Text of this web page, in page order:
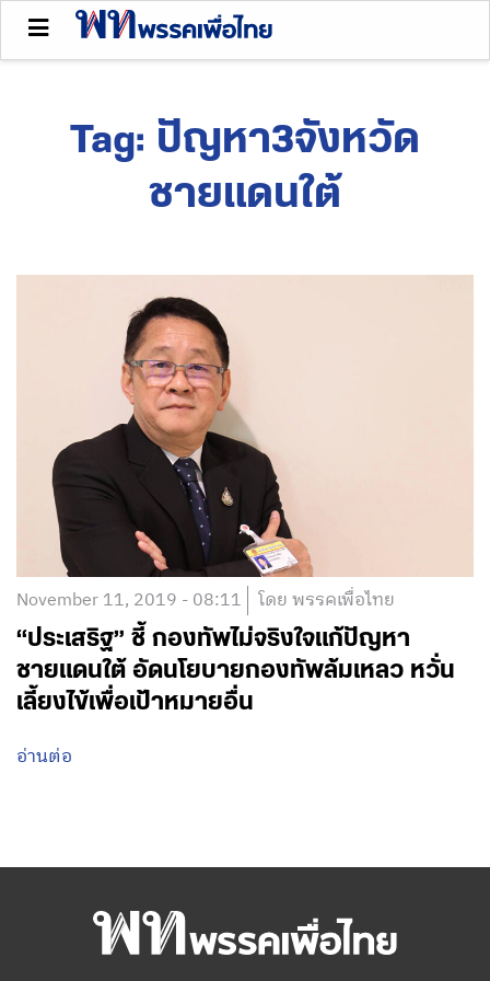
Tag: ปัญหา3จังหวัด
ชายแดนใต้
November 11, 2019 - 08:11 โดย พรรคเพื่อไทย
“ประเสริฐ” ชี้ กองทัพไม่จริงใจแก้ปัญหา
ชายแดนใต้ อัดนโยบายกองทัพล้มเหลว หวั่น
เลี้ยงไข้เพื่อเป้าหมายอื่น
อ่านต่อ